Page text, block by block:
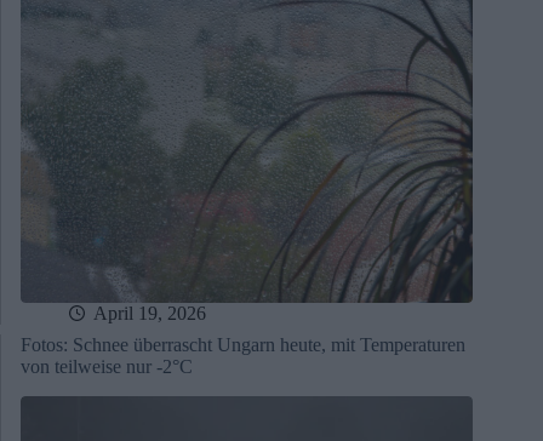
April 19, 2026
Fotos: Schnee überrascht Ungarn heute, mit Temperaturen
von teilweise nur -2°C